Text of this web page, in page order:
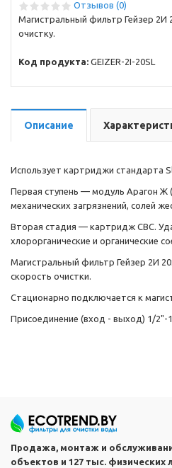
Отзывов (0)
Магистральный фильтр Гейзер 2И
очистку.
Код продукта: GEIZER-2I-20SL
Описание
Использует картриджи стандарта
Первая ступень — модуль Арагон Ж
механических загрязнений, солей
Вторая стадия — картридж СВС.
хлорорганические и органические
Магистральный фильтр Гейзер 2И
скорость очистки.
Стационарно подключается к
Присоединение (вход - выход) 1/2"-
Продажа, монтаж и
объектов и 127 тыс. физических